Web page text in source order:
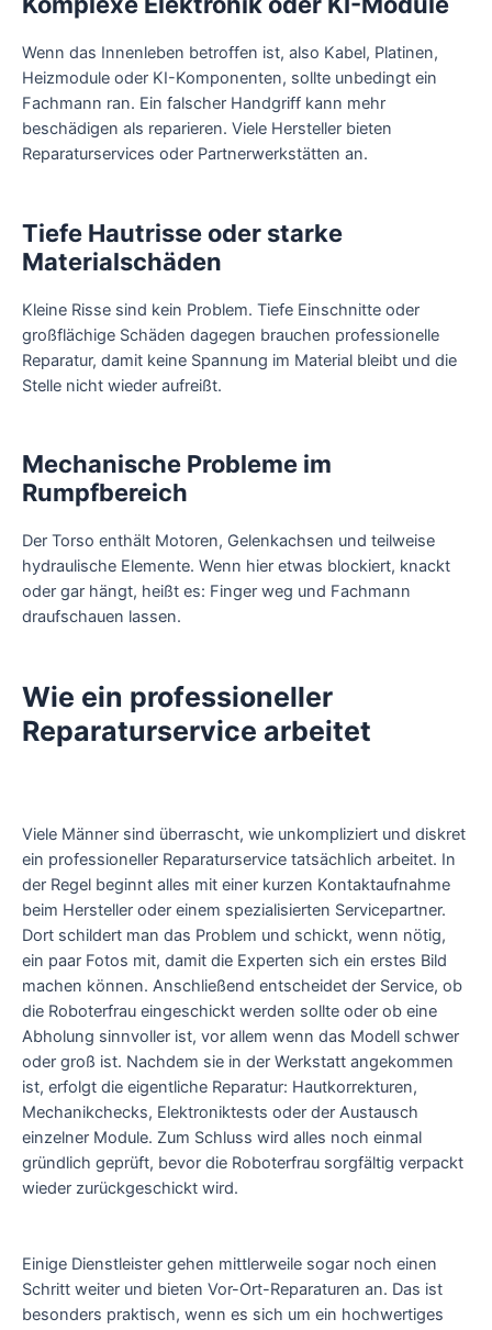
Wenn das Innenleben betroffen ist, also Kabel, Platinen,
Heizmodule oder KI-Komponenten, sollte unbedingt ein
Fachmann ran. Ein falscher Handgriff kann mehr
beschädigen als reparieren. Viele Hersteller bieten
Reparaturservices oder Partnerwerkstätten an.
Tiefe Hautrisse oder starke
Materialschäden
Kleine Risse sind kein Problem. Tiefe Einschnitte oder
großflächige Schäden dagegen brauchen professionelle
Reparatur, damit keine Spannung im Material bleibt und die
Stelle nicht wieder aufreißt.
Mechanische Probleme im
Rumpfbereich
Der Torso enthält Motoren, Gelenkachsen und teilweise
hydraulische Elemente. Wenn hier etwas blockiert, knackt
oder gar hängt, heißt es: Finger weg und Fachmann
draufschauen lassen.
Wie ein professioneller
Reparaturservice arbeitet
Viele Männer sind überrascht, wie unkompliziert und diskret
ein professioneller Reparaturservice tatsächlich arbeitet. In
der Regel beginnt alles mit einer kurzen Kontaktaufnahme
beim Hersteller oder einem spezialisierten Servicepartner.
Dort schildert man das Problem und schickt, wenn nötig,
ein paar Fotos mit, damit die Experten sich ein erstes Bild
machen können. Anschließend entscheidet der Service, ob
die Roboterfrau eingeschickt werden sollte oder ob eine
Abholung sinnvoller ist, vor allem wenn das Modell schwer
oder groß ist. Nachdem sie in der Werkstatt angekommen
ist, erfolgt die eigentliche Reparatur: Hautkorrekturen,
Mechanikchecks, Elektroniktests oder der Austausch
einzelner Module. Zum Schluss wird alles noch einmal
gründlich geprüft, bevor die Roboterfrau sorgfältig verpackt
wieder zurückgeschickt wird.
Einige Dienstleister gehen mittlerweile sogar noch einen
Schritt weiter und bieten Vor-Ort-Reparaturen an. Das ist
besonders praktisch, wenn es sich um ein hochwertiges